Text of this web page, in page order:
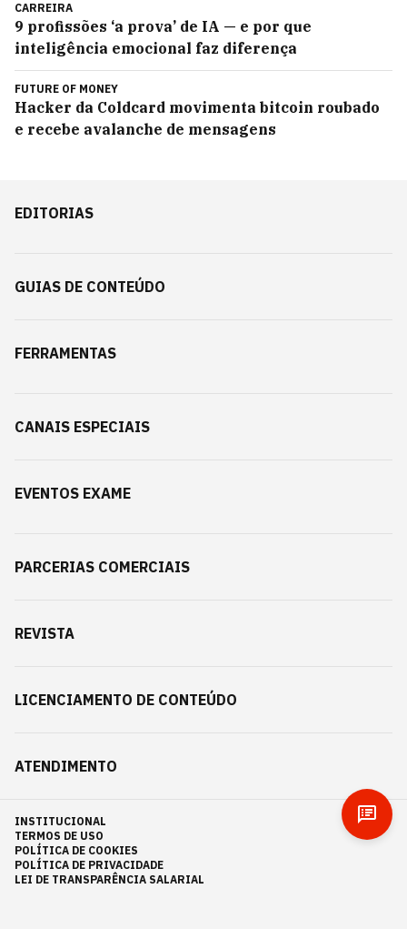
CARREIRA
9 profissões ‘a prova’ de IA — e por que
inteligência emocional faz diferença
FUTURE OF MONEY
Hacker da Coldcard movimenta bitcoin roubado
e recebe avalanche de mensagens
EDITORIAS
GUIAS DE CONTEÚDO
FERRAMENTAS
CANAIS ESPECIAIS
EVENTOS EXAME
PARCERIAS COMERCIAIS
REVISTA
LICENCIAMENTO DE CONTEÚDO
ATENDIMENTO
INSTITUCIONAL
TERMOS DE USO
POLÍTICA DE COOKIES
POLÍTICA DE PRIVACIDADE
LEI DE TRANSPARÊNCIA SALARIAL